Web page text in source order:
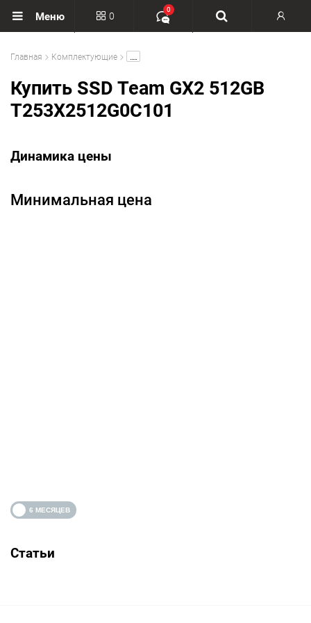
Меню 0
0
Главная Комплектующие
Купить SSD Team GX2 512GB
T253X2512G0C101
Динамика цены
Минимальная цена
Статьи